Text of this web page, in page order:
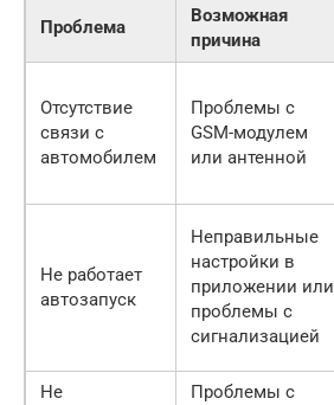
Проблема
Возможная
причина
Отсутствие
связи с
автомобилем
Проблемы с
GSM-модулем
или антенной
Не работает
автозапуск
Неправильные
настройки в
приложении или
проблемы с
сигнализацией
Не
Проблемы с